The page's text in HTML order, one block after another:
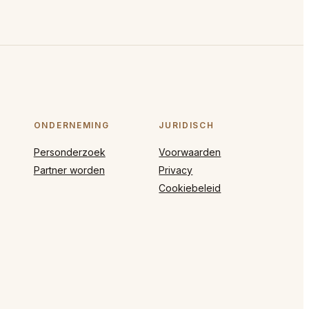
ONDERNEMING
Personderzoek
Partner worden
JURIDISCH
Voorwaarden
Privacy
Cookiebeleid